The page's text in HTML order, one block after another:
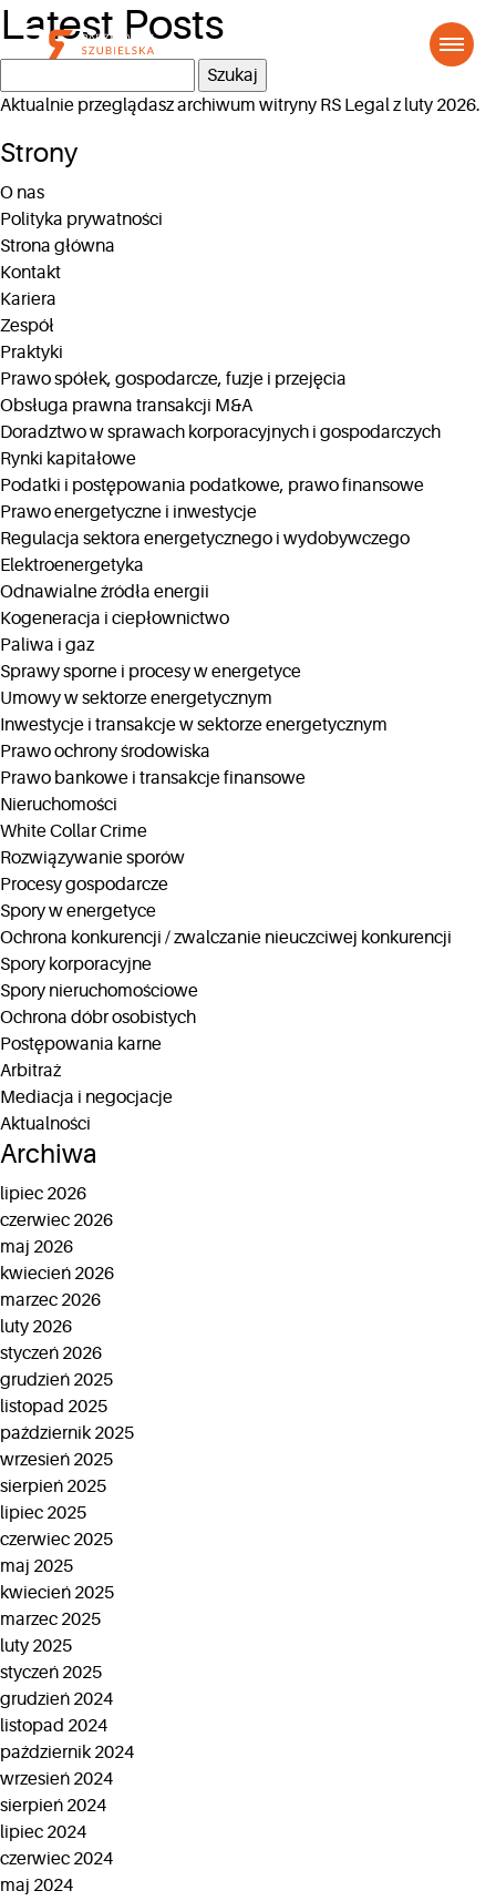
Latest Posts
Aktualnie przeglądasz archiwum witryny RS Legalz luty 2026.
Strony
O nas
Polityka prywatności
Strona główna
Kontakt
Kariera
Zespół
Praktyki
Prawo spółek, gospodarcze, fuzje i przejęcia
Obsługa prawna transakcji M&A
Doradztwo w sprawach korporacyjnych i gospodarczych
Rynki kapitałowe
Podatki i postępowania podatkowe, prawo finansowe
Prawo energetyczne i inwestycje
Regulacja sektora energetycznego i wydobywczego
Elektroenergetyka
Odnawialne źródła energii
Kogeneracja i ciepłownictwo
Paliwa i gaz
Sprawy sporne i procesy w energetyce
Umowy w sektorze energetycznym
Inwestycje i transakcje w sektorze energetycznym
Prawo ochrony środowiska
Prawo bankowe i transakcje finansowe
Nieruchomości
White Collar Crime
Rozwiązywanie sporów
Procesy gospodarcze
Spory w energetyce
Ochrona konkurencji / zwalczanie nieuczciwej konkurencji
Spory korporacyjne
Spory nieruchomościowe
Ochrona dóbr osobistych
Postępowania karne
Arbitraż
Mediacja i negocjacje
Aktualności
Archiwa
lipiec 2026
czerwiec 2026
maj 2026
kwiecień 2026
marzec 2026
luty 2026
styczeń 2026
grudzień 2025
listopad 2025
październik 2025
wrzesień 2025
sierpień 2025
lipiec 2025
czerwiec 2025
maj 2025
kwiecień 2025
marzec 2025
luty 2025
styczeń 2025
grudzień 2024
listopad 2024
październik 2024
wrzesień 2024
sierpień 2024
lipiec 2024
czerwiec 2024
maj 2024